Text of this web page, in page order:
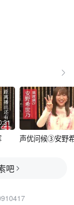
声优问候③安野
吧